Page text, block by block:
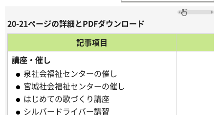
20-21ページの詳細とPDFダウンロード
記事項目
講座・催し
泉社会福祉センターの催し
宮城社会福祉センターの催し
はじめての歌づくり講座
シルバードライバー講習